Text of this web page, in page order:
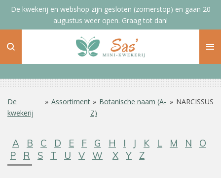
Ga
de
De kwekerij en webshop zijn gesloten (zomerstop) en gaan 20
augustus weer open. Graag tot dan!
De
kwekerij
» Assortiment » Botanische naam (A-
Z)
» NARCISSUS
A B C D E F G H I J K L M N
O
P
R S T U V W X Y Z